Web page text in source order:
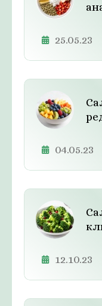
25.05.23
04.05.23
12.10.23